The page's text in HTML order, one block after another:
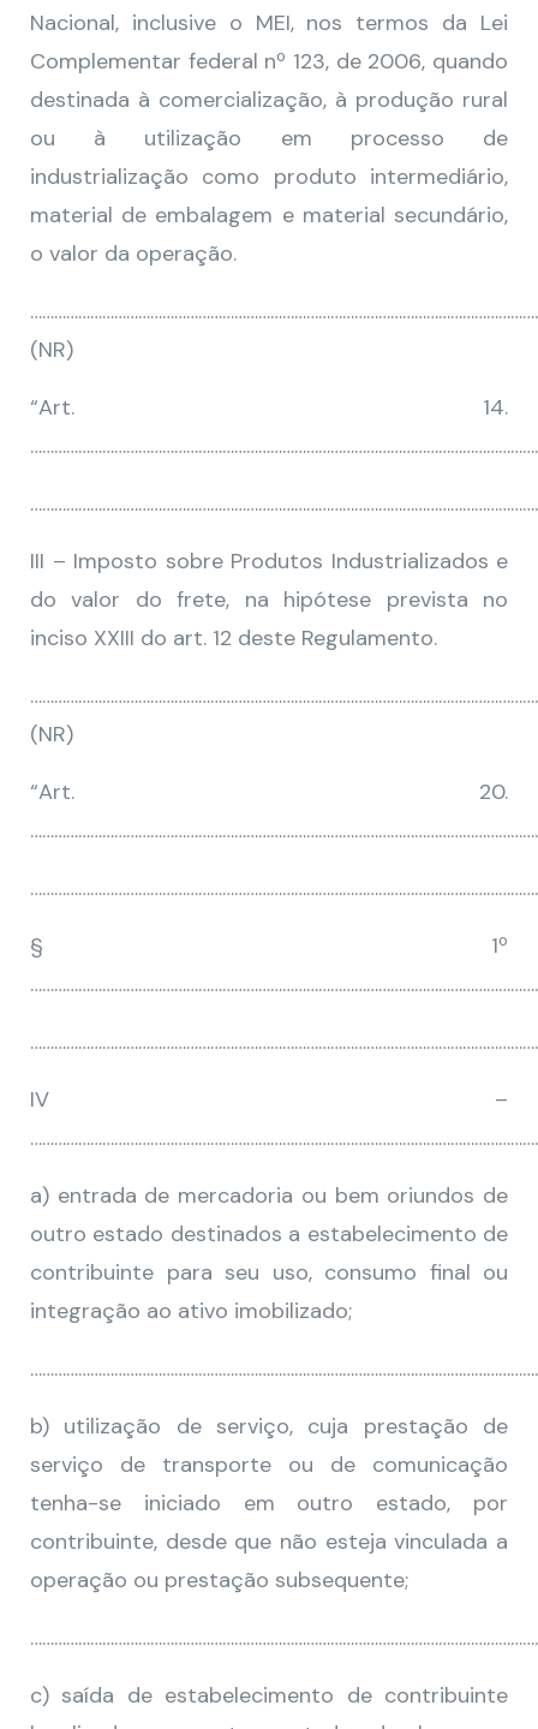
Nacional, inclusive o MEI, nos termos da Lei
Complementar federal nº 123, de 2006, quando
destinada à comercialização, à produção rural
ou à utilização em processo de
industrialização como produto intermediário,
material de embalagem e material secundário,
o valor da operação.
(NR)
“Art. 14.
III – Imposto sobre Produtos Industrializados e
do valor do frete, na hipótese prevista no
inciso XXIII do art. 12 deste Regulamento.
(NR)
“Art. 20.
§ 1º
IV –
a) entrada de mercadoria ou bem oriundos de
outro estado destinados a estabelecimento de
contribuinte para seu uso, consumo final ou
integração ao ativo imobilizado;
b) utilização de serviço, cuja prestação de
serviço de transporte ou de comunicação
tenha-se iniciado em outro estado, por
contribuinte, desde que não esteja vinculada a
operação ou prestação subsequente;
c) saída de estabelecimento de contribuinte